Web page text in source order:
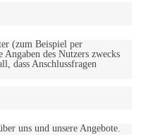
(zum Beispiel per
des Nutzers zwecks
dass Anschlussfragen
uns und unsere Angebote.